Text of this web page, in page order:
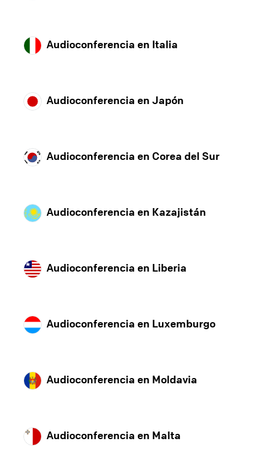
Audioconferencia en Italia
Audioconferencia en Japón
Audioconferencia en Corea del Sur
Audioconferencia en Kazajistán
Audioconferencia en Liberia
Audioconferencia en Luxemburgo
Audioconferencia en Moldavia
Audioconferencia en Malta